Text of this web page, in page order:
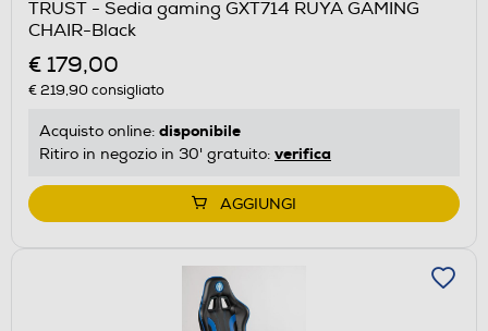
TRUST - Sedia gaming GXT714 RUYA GAMING
CHAIR-Black
€ 179,00
€ 219,90consigliato
Acquisto online: disponibile
Ritiro in negozio in 30' gratuito: verifica
AGGIUNGI